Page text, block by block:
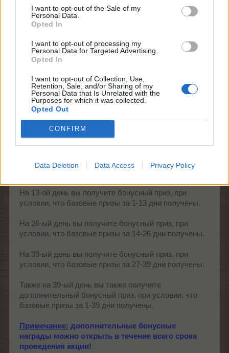
I want to opt-out of the Sale of my
Personal Data.
Opted In
I want to opt-out of processing my
Personal Data for Targeted Advertising.
Opted In
I want to opt-out of Collection, Use,
Retention, Sale, and/or Sharing of my
Personal Data that Is Unrelated with the
Purposes for which it was collected.
Opted Out
CONFIRM
Data Deletion Data Access Privacy Policy
На 13-ой день вы получите бонусный приз, при
условии, что базовые призы за 1-13 дни получены.
На 26-ый день вы получите бонусный приз, при
условии, что базовые призы за 14-26 дни получены.
На 39-ый день вы получите бонусный приз, при
условии, что базовые призы за 27-39 дни получены.
Также на 39-ый день вы также получите
дополнительный бонусный приз, при условии, что
базовые призы за 1-39 дни получены.
Примечание: дополнительные бонусные
награды можно открыть в течение всего срока
проведения акции!